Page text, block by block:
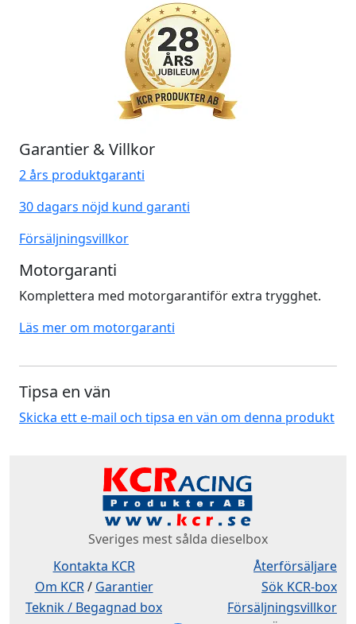
Garantier & Villkor
2 års produktgaranti
30 dagars nöjd kund garanti
Försäljningsvillkor
Motorgaranti
Komplettera med motorgarantiför extra trygghet.
Läs mer om motorgaranti
Tipsa en vän
Skicka ett e-mail och tipsa en vän om denna produkt
Sveriges mest sålda dieselbox
Kontakta KCR
Om KCR/ Garantier
Teknik / Begagnad box
Återförsäljare
Sök KCR-box
Försäljningsvillkor